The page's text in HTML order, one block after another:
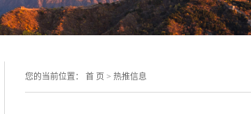
您的当前位置： 首 页 > 热推信息